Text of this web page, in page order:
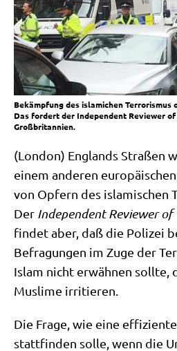
Bekämpfung des islamichen Terrorismus
Das fordert der Independent Reviewer
Großbritannien.
(Lon­don) Eng­lands Stra­ßen
einem ande­ren
von Opfern des isla­mi­schen
Der Inde­pen­dent Review­er
fin­det aber, daß die Poli­zei
Befra­gun­gen im Zuge der
Islam nicht erwäh­nen soll­te,
Mus­li­me irritieren.
Die Fra­ge, wie eine
statt­fin­den sol­le, wenn die